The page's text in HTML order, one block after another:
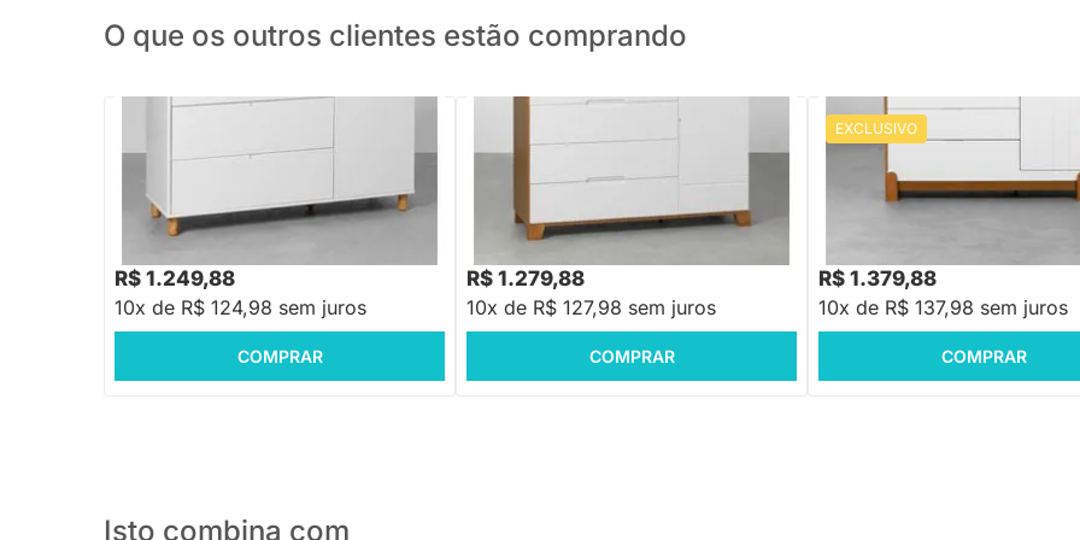
O que os outros clientes estão comprando
Pés Natural - Branco Fosco
R$ 1.499,88
R$ 1.249,88
10x de R$ 124,98 sem juros
COMPRAR
PRONTA ENTREGA
Cômoda Luna 4 Gavetas e 1 Porta -
R$ 1.538,88
R$ 1.279,88
10x de R$ 127,98 sem juros
COMPRAR
EXCLUSIVO PRONTA ENTREGA
Cômoda Lotus 4 Gavetas e 1
Branco Fosco e Savana
R$ 1.379,88
10x de R$ 137,98 sem juros
COMPRAR
Isto combina com